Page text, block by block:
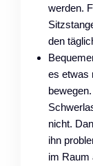
werden.
den
es etwas
nicht.
ihn
im Raum